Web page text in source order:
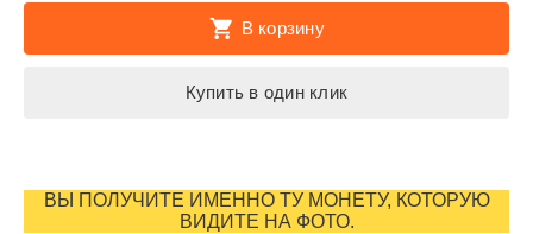
В корзину
Купить в один клик
ВЫ ПОЛУЧИТЕ ИМЕННО ТУ МОНЕТУ, КОТОРУЮ
ВИДИТЕ НА ФОТО.